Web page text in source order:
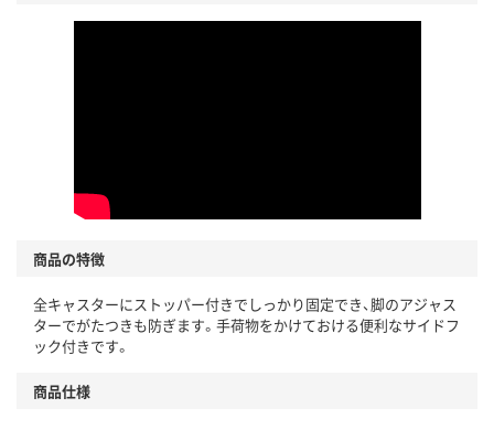
商品の特徴
全キャスターにストッパー付きでしっかり固定でき、脚のアジャス
ターでがたつきも防ぎます。手荷物をかけておける便利なサイドフ
ック付きです。
商品仕様